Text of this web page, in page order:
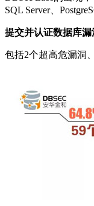
SQL Server、
提交并认证数据库漏
包括2个超高危漏洞